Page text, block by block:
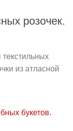
розочек.
из атласной